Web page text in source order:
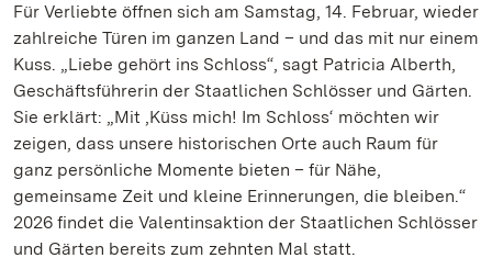
Für Verliebte öffnen sich am Samstag, 14. Februar, wieder
zahlreiche Türen im ganzen Land – und das mit nur einem
Kuss. „Liebe gehört ins Schloss“, sagt Patricia Alberth,
Geschäftsführerin der Staatlichen Schlösser und Gärten.
Sie erklärt: „Mit ‚Küss mich! Im Schloss‘ möchten wir
zeigen, dass unsere historischen Orte auch Raum für
ganz persönliche Momente bieten – für Nähe,
gemeinsame Zeit und kleine Erinnerungen, die bleiben.“
2026 findet die Valentinsaktion der Staatlichen Schlösser
und Gärten bereits zum zehnten Mal statt.